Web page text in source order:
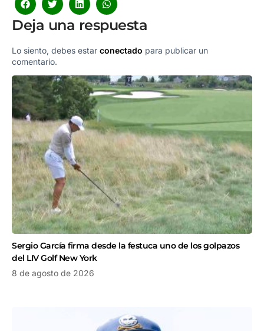
Deja una respuesta
Lo siento, debes estar conectado para publicar un
comentario.
Sergio García firma desde la festuca uno de los golpazos
del LIV Golf New York
8 de agosto de 2026